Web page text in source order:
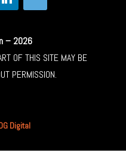
– 2026
OF THIS SITE MAY BE
PERMISSION.
Digital